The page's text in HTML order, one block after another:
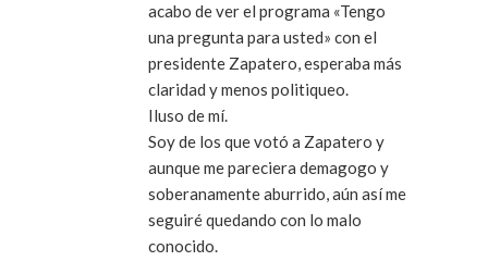
acabo de ver el programa «Tengo
una pregunta para usted» con el
presidente Zapatero, esperaba más
claridad y menos politiqueo.
Iluso de mí.
Soy de los que votó a Zapatero y
aunque me pareciera demagogo y
soberanamente aburrido, aún así me
seguiré quedando con lo malo
conocido.